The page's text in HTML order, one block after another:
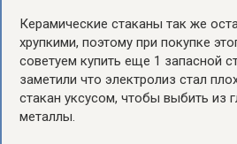
Керамические стаканы так же
хрупкими, поэтому при покупке
советуем купить еще 1 запасной
заметили что электролиз стал
стакан уксусом, чтобы выбить из
металлы.